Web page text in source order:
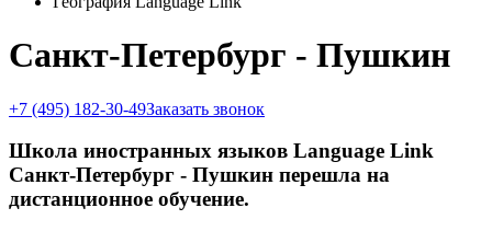
Санкт-Петербург - Пушкин
+7 (495) 182-30-49Заказать звонок
Школа иностранных языков Language Link
Санкт-Петербург - Пушкин перешла на
дистанционное обучение.